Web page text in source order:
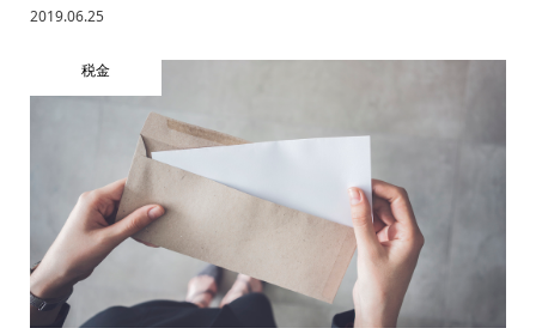
2019.06.25
税金